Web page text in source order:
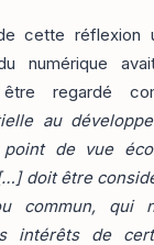
cette réflexion
numérique
être regardé
au
de vue
doit être
commun, qui
intérêts de